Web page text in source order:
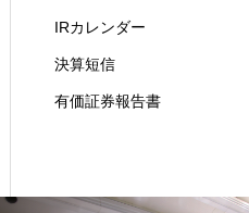
IRカレンダー
決算短信
有価証券報告書